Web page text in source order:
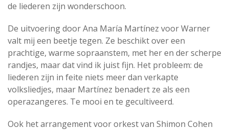
de liederen zijn wonderschoon.
De uitvoering door Ana María Martínez voor Warner
valt mij een beetje tegen. Ze beschikt over een
prachtige, warme sopraanstem, met her en der scherpe
randjes, maar dat vind ik juist fijn. Het probleem: de
liederen zijn in feite niets meer dan verkapte
volksliedjes, maar Martínez benadert ze als een
operazangeres. Te mooi en te gecultiveerd.
Ook het arrangement voor orkest van Shimon Cohen